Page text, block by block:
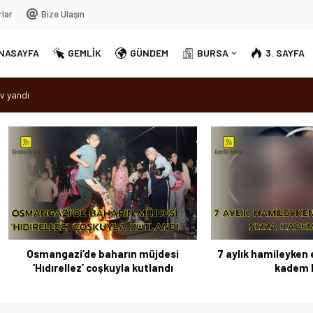
Bize Ulaşın
GEMLİK GÜNDEM BURSA 3. SAYFA
yandı
coşkuyla kutlandı
kadem bastı
Akıl” dönemi
baharın müjdesi
coşkuyla kutlandı
7 aylık hamileyken evden
kadem bastı